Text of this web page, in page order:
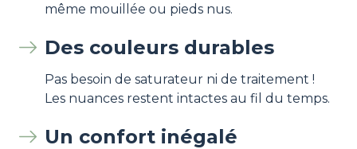
même mouillée ou pieds nus.
Des couleurs durables
Pas besoin de saturateur ni de traitement !
Les nuances restent intactes au fil du temps.
Un confort inégalé